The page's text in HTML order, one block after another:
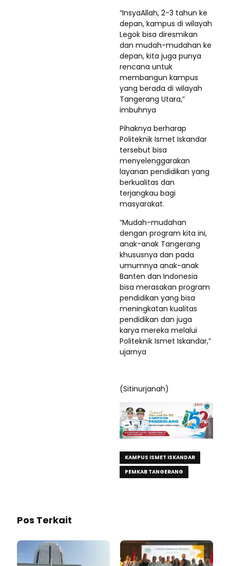
“InsyaAllah, 2-3 tahun ke
depan, kampus di wilayah
Legok bisa diresmikan
dan mudah-mudahan ke
depan, kita juga punya
rencana untuk
membangun kampus
yang berada di wilayah
Tangerang Utara,”
imbuhnya
Pihaknya berharap
Politeknik Ismet Iskandar
tersebut bisa
menyelenggarakan
layanan pendidikan yang
berkualitas dan
terjangkau bagi
masyarakat.
“Mudah-mudahan
dengan program kita ini,
anak-anak Tangerang
khususnya dan pada
umumnya anak-anak
Banten dan Indonesia
bisa merasakan program
pendidikan yang bisa
meningkatan kualitas
pendidikan dan juga
karya mereka melalui
Politeknik Ismet Iskandar,”
ujarnya
(Sitinurjanah)
KAMPUS ISMET ISKANDAR
PEMKAB TANGERANG
Pos Terkait